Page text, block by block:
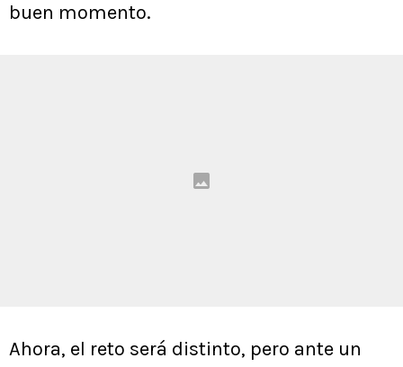
buen momento.
Ahora, el reto será distinto, pero ante un